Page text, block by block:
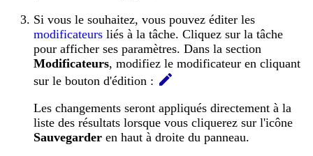
Si vous le souhaitez, vous pouvez éditer les
modificateurs liés à la tâche. Cliquez sur la tâche
pour afficher ses paramètres. Dans la section
Modificateurs, modifiez le modificateur en cliquant
sur le bouton d'édition :
Les changements seront appliqués directement à la
liste des résultats lorsque vous cliquerez sur l'icône
Sauvegarder en haut à droite du panneau.